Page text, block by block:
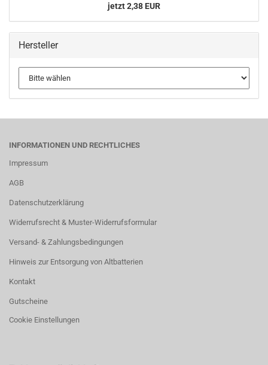
jetzt 2,38 EUR
Hersteller
INFORMATIONEN UND RECHTLICHES
Impressum
AGB
Datenschutzerklärung
Widerrufsrecht & Muster-Widerrufsformular
Versand- & Zahlungsbedingungen
Hinweis zur Entsorgung von Altbatterien
Kontakt
Gutscheine
Cookie Einstellungen